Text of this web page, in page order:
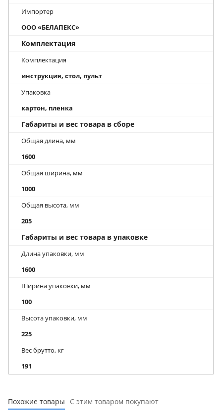
Импортер
ООО «БЕЛАПЕКС»
Комплектация
Комплектация
инструкция, стол, пульт
Упаковка
картон, пленка
Габариты и вес товара в сборе
Общая длина, мм
1600
Общая ширина, мм
1000
Общая высота, мм
205
Габариты и вес товара в упаковке
Длина упаковки, мм
1600
Ширина упаковки, мм
100
Высота упаковки, мм
225
Вес брутто, кг
191
Похожие товары С этим товаром покупают